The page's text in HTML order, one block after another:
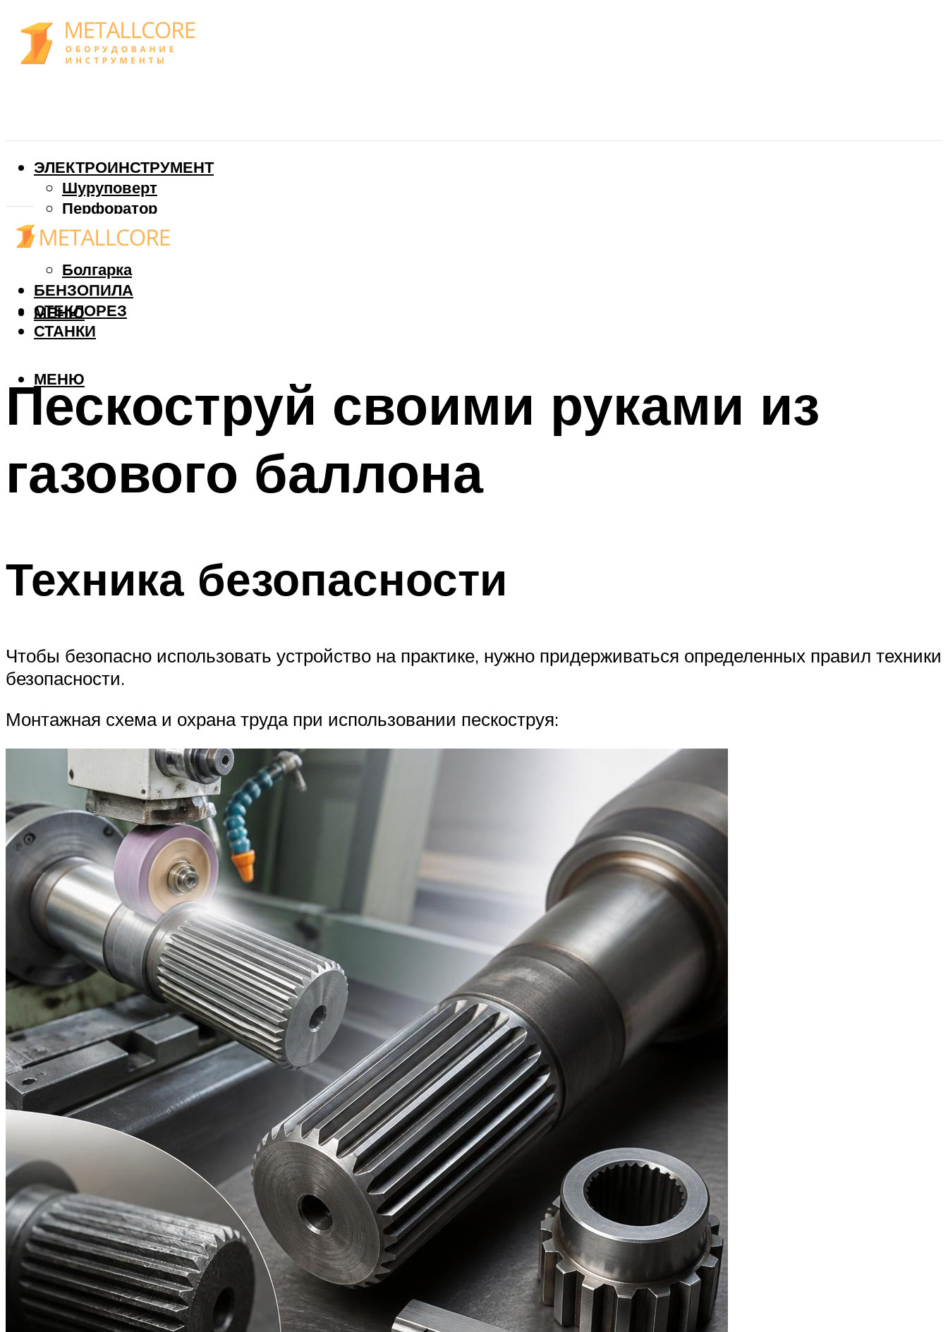
ЭЛЕКТРОИНСТРУМЕНТ
Шуруповерт
Перфоратор
Дрель
Фрезер
Болгарка
БЕНЗОПИЛА
СТЕКЛОРЕЗ
СТАНКИ
МЕНЮ
МЕНЮ
Пескоструй своими руками из
газового баллона
Техника безопасности
Чтобы безопасно использовать устройство на практике, нужно придерживаться определенных правил техники
безопасности.
Монтажная схема и охрана труда при использовании пескоструя: